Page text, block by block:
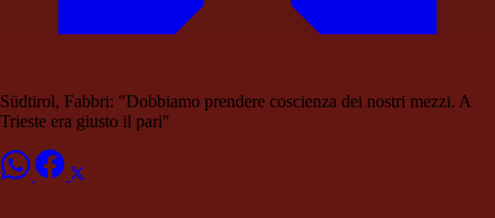
Südtirol, Fabbri: "Dobbiamo prendere coscienza dei nostri mezzi. A
Trieste era giusto il pari"